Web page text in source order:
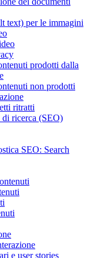
text) per le immagini
prodotti dalla
non prodotti
ritratti
ricerca (SEO)
SEO: Search
e user stories